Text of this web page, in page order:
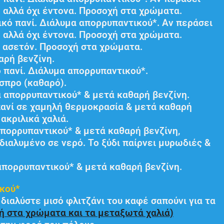
όχι έντονα. Προσοχή στα χρώματα.
πανί. Διάλυμα απορρυπαντικού*. Αν περάσει
όχι έντονα. Προσοχή στα χρώματα.
ασετόν. Προσοχή στα χρώματα.
βενζίνη.
Διάλυμα απορρυπαντικού*.
(καθαρό).
απορρυπαντικού* & μετά καθαρή βενζίνη.
σε χαμηλή θερμοκρασία & μετά καθαρή
χαλιά.
& μετά καθαρή βενζίνη,
σε νερό. Το ξύδι παίρνει μυρωδιές &
& μετά καθαρή βενζίνη.
μισό φλιτζάνι του καφέ σαπούνι για τα
στα χρώματα και τα μεταξωτά χαλιά)